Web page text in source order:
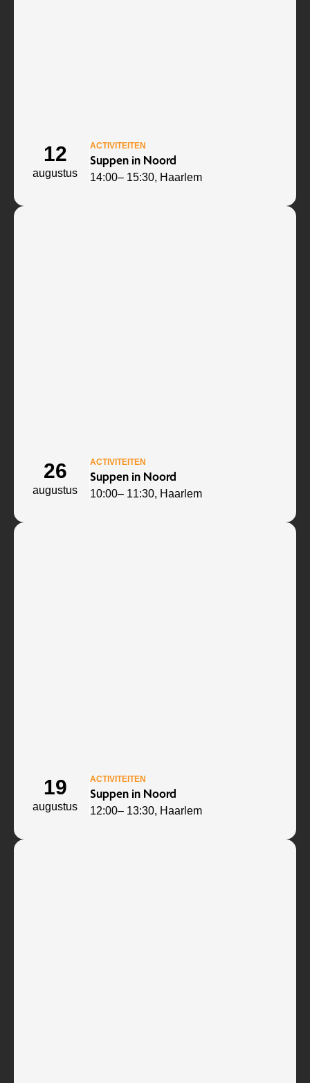
12
augustus
ACTIVITEITEN
Suppen in Noord
14:00– 15:30, Haarlem
26
augustus
ACTIVITEITEN
Suppen in Noord
10:00– 11:30, Haarlem
19
augustus
ACTIVITEITEN
Suppen in Noord
12:00– 13:30, Haarlem